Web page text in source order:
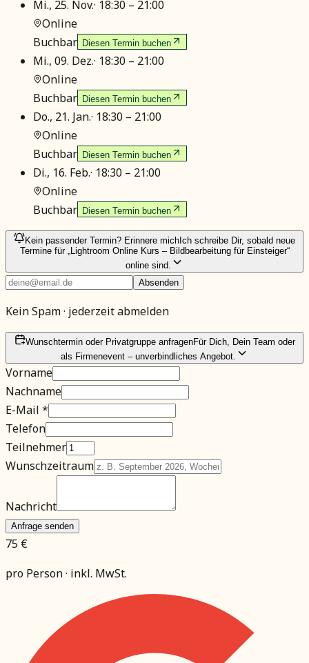
Mi., 25. Nov.· 18:30 – 21:00
Online
Buchbar Diesen Termin buchen
Mi., 09. Dez.· 18:30 – 21:00
Online
Buchbar Diesen Termin buchen
Do., 21. Jan.· 18:30 – 21:00
Online
Buchbar Diesen Termin buchen
Di., 16. Feb.· 18:30 – 21:00
Online
Buchbar Diesen Termin buchen
Kein passender Termin? Erinnere michIch schreibe Dir, sobald neue
Termine für „Lightroom Online Kurs – Bildbearbeitung für Einsteiger“
online sind.
Absenden
Kein Spam · jederzeit abmelden
Wunschtermin oder Privatgruppe anfragenFür Dich, Dein Team oder
als Firmenevent – unverbindliches Angebot.
Vorname
Nachname
E-Mail *
Telefon
Teilnehmer
Wunschzeitraum
Nachricht
Anfrage senden
75 €
pro Person · inkl. MwSt.